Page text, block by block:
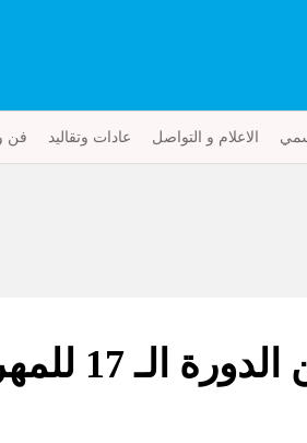
الاعلام و التواصل عادات وتقاليد فن